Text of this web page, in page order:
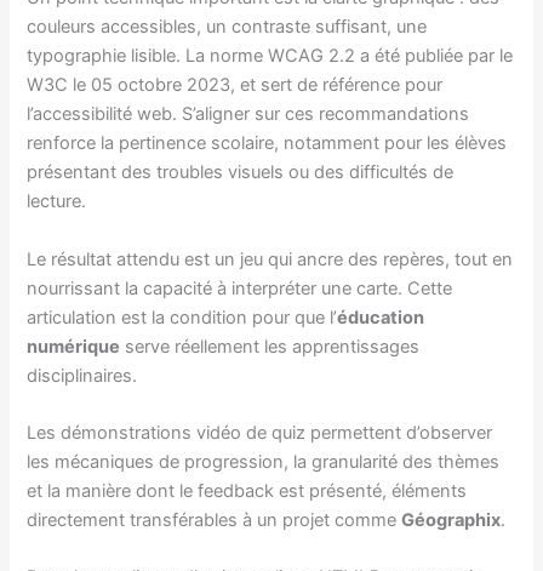
couleurs accessibles, un contraste suffisant, une
typographie lisible. La norme WCAG 2.2 a été publiée par le
W3C le 05 octobre 2023, et sert de référence pour
l’accessibilité web. S’aligner sur ces recommandations
renforce la pertinence scolaire, notamment pour les élèves
présentant des troubles visuels ou des difficultés de
lecture.
Le résultat attendu est un jeu qui ancre des repères, tout en
nourrissant la capacité à interpréter une carte. Cette
articulation est la condition pour que l’éducation
numérique serve réellement les apprentissages
disciplinaires.
Les démonstrations vidéo de quiz permettent d’observer
les mécaniques de progression, la granularité des thèmes
et la manière dont le feedback est présenté, éléments
directement transférables à un projet commeGéographix.